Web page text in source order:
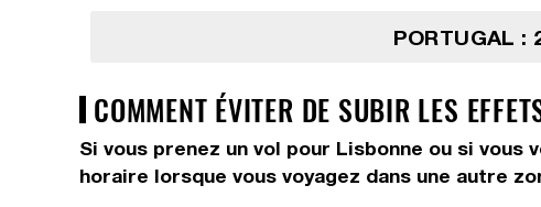
PORTUGAL :
COMMENT ÉVITER DE SUBIR LES
Si vous prenez un vol pour Lisbonne ou si
horaire lorsque vous voyagez dans une autre